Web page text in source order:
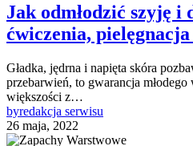
Jak odmłodzić szyję i
ćwiczenia,
Gładka, jędrna i napięta skóra
przebarwień, to gwarancja
większości z…
byredakcja serwisu
26 maja, 2022